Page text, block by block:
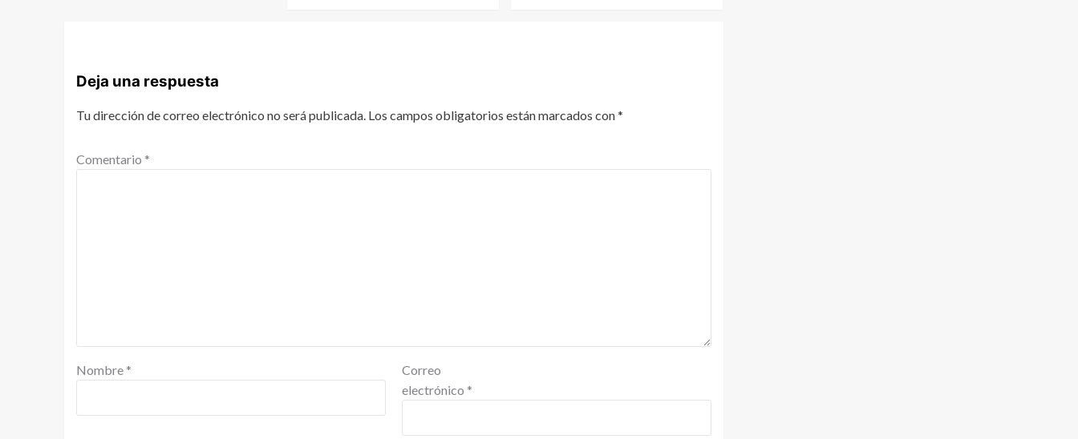
Deja una respuesta
Tu dirección de correo electrónico no será publicada. Los campos obligatorios están marcados con*
Comentario *
Nombre *
Correo
electrónico *